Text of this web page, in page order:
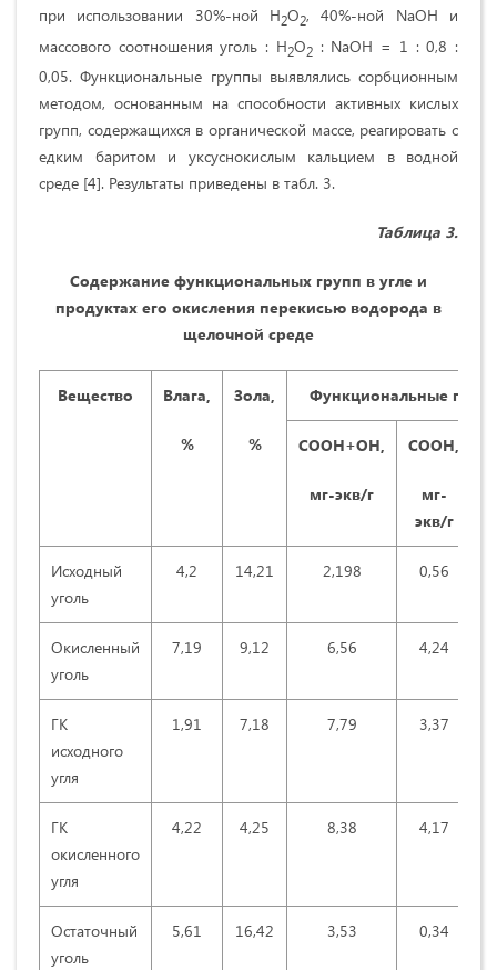
при использовании 30%-ной Н2О2, 40%-ной NaOН и
массового соотношения уголь : H2О2: NaOН = 1 : 0,8 :
0,05. Функциональные группы выявлялись сорбционным
методом, основанным на способности активных кислых
групп, содержащихся в органической массе, реагировать с
едким баритом и уксуснокислым кальцием в водной
среде [4]. Результаты приведены в табл. 3.
Таблица 3.
Содержание функциональных групп в угле и
продуктах его окисления перекисью водорода в
щелочной среде
Вещество Влага,
%
Зола,
%
Функциональные
СOOH+OH,
мг-экв/г
COOH,
мг-
экв/г
Исходный
уголь
4,2 14,21 2,198 0,56
Окисленный
уголь
7,19 9,12 6,56 4,24
ГК
исходного
угля
1,91 7,18 7,79 3,37
ГК
окисленного
угля
4,22 4,25 8,38 4,17
Остаточный
уголь
5,61 16,42 3,53 0,34